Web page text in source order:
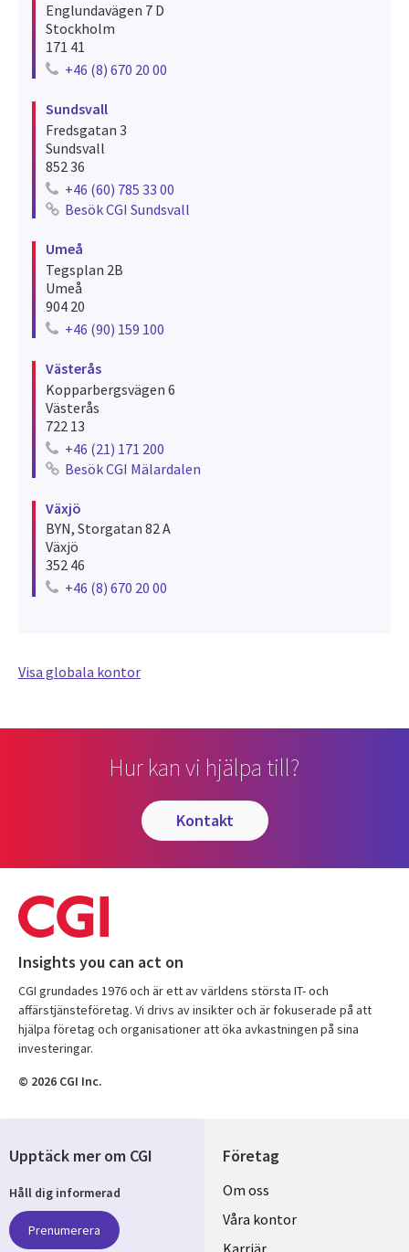
Englundavägen 7 D
Stockholm
171 41
+46 (8) 670 20 00
Sundsvall
Fredsgatan 3
Sundsvall
852 36
+46 (60) 785 33 00
Telephone number for sundsvall
Besök CGI Sundsvall
Umeå
Tegsplan 2B
Umeå
904 20
+46 (90) 159 100
Västerås
Kopparbergsvägen 6
Västerås
722 13
+46 (21) 171 200
Telephone number for västerås
Besök CGI Mälardalen
Växjö
BYN, Storgatan 82 A
Växjö
352 46
+46 (8) 670 20 00
Visa globala kontor
Hur kan vi hjälpa till?
kontakt
Insights you can act on
CGI grundades 1976 och är ett av världens största IT- och
affärstjänsteföretag. Vi drivs av insikter och är fokuserade på att
hjälpa företag och organisationer att öka avkastningen på sina
investeringar.
© 2026 CGI Inc.
Företag
Useful
links
Om oss
Våra kontor
Upptäck mer om CGI
Håll dig informerad
Prenumerera